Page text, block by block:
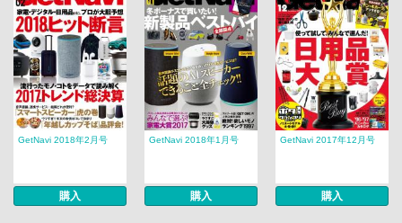
GetNavi 2018年2月号
購入
GetNavi 2018年1月号
購入
GetNavi 2017年12月号
購入